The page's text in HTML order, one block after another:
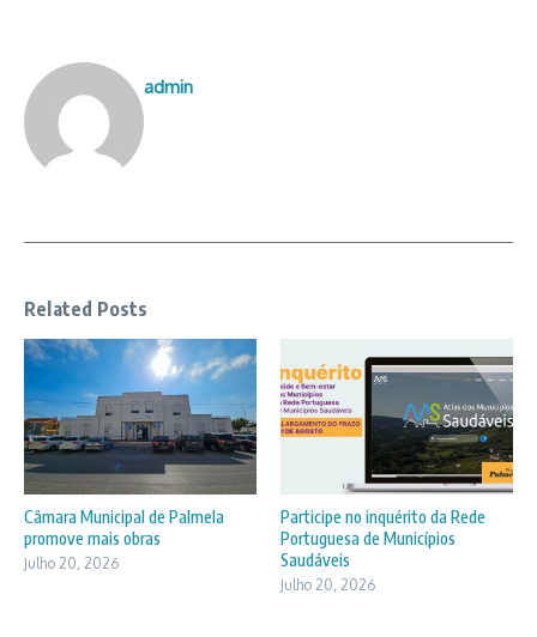
admin
Related Posts
Câmara Municipal de Palmela
promove mais obras
Julho 20, 2026
Participe no inquérito da Rede
Portuguesa de Municípios
Saudáveis
Julho 20, 2026